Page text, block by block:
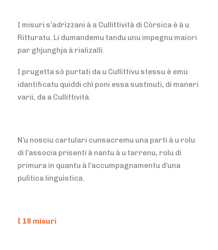
I misuri s’adrìzzani à a Cullittività di Còrsica è à u
Ritturatu. Li dumandemu tandu unu impegnu maiori
par ghjunghja à rializalli.
I prugetta sò purtati da u Cullittivu stessu è emu
idantificatu quiddi chì poni essa sustinuti, di maneri
varii, da a Cullittività.
N’u nosciu cartulari cunsacremu una parti à u rolu
di l’associa prisenti à nantu à u tarrenu, rolu di
primura in quantu à l’accumpagnamentu d’una
pulìtica linguìstica.
I 18 misuri